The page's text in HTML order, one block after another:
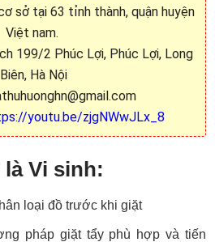
sở tại 63 tỉnh thành, quận huyện
Việt nam.
199/2 Phúc Lợi, Phúc Lợi, Long
Biên, Hà Nội
youtu.be/zjgNWwJLx_8
Vi sinh:
loại đồ trước khi giặt
pháp giặt tẩy phù hợp và tiến